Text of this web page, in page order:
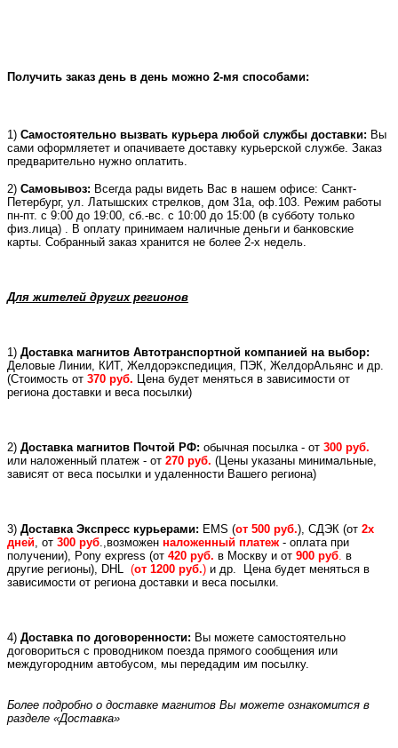
Получить заказ день в день можно 2-мя способами:
1) Самостоятельно вызвать курьера любой службы доставки: Вы
сами оформляетет и опачиваете доставку курьерской службе. Заказ
предварительно нужно оплатить.
2) Самовывоз: Всегда рады видеть Вас в нашем офисе: Санкт-
Петербург, ул. Латышских стрелков, дом 31а, оф.103. Режим работы
пн-пт. с 9:00 до 19:00, сб.-вс. с 10:00 до 15:00 (в субботу только
физ.лица) . В оплату принимаем наличные деньги и банковские
карты. Собранный заказ хранится не более 2-х недель.
Для жителей других регионов
1) Доставка магнитов Автотранспортной компанией на выбор:
Деловые Линии, КИТ, Желдорэкспедиция, ПЭК, ЖелдорАльянс и др.
(Стоимость от 370 руб. Цена будет меняться в зависимости от
региона доставки и веса посылки)
2) Доставка магнитов Почтой РФ: обычная посылка - от 300 руб.
или наложенный платеж - от 270 руб. (Цены указаны минимальные,
зависят от веса посылки и удаленности Вашего региона)
3) Доставка Экспресс курьерами: EMS (от 500 руб.), СДЭК (от 2х
дней, от 300 руб.,возможен наложенный платеж- оплата при
получении), Pony express (от 420 руб. в Москву и от 900 руб. в
другие регионы), DHL (от 1200 руб.) и др.
Цена будет меняться в
зависимости от региона доставки и веса посылки.
4) Доставка по договоренности: Вы можете самостоятельно
договориться с проводником поезда прямого сообщения или
междугородним автобусом, мы передадим им посылку.
Более подробно о доставке магнитов Вы можете ознакомится в
разделе «Доставка»